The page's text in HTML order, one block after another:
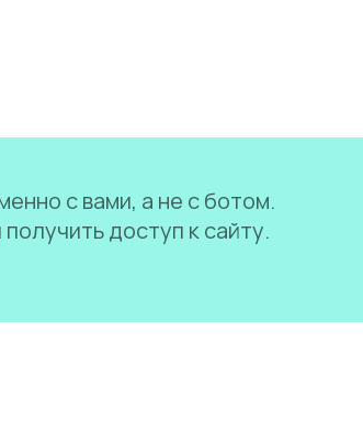
с вами, а не с ботом.
доступ к сайту.